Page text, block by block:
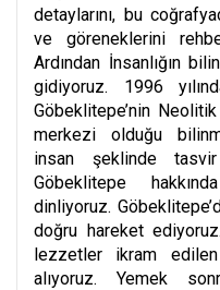
detaylarını, bu
ve göreneklerini
Ardından İnsanlığın
gidiyoruz. 1996
Göbeklitepe’nin
merkezi olduğu
insan şeklinde
Göbeklitepe
dinliyoruz.
doğru hareket
lezzetler ikram
alıyoruz. Yemek